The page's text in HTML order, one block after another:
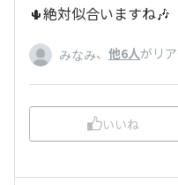
🌵絶対似合いますね🎶
みなみ、 他6人がリ
いいね